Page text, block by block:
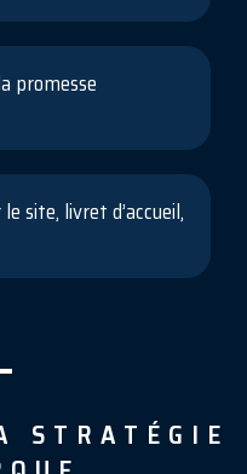
promesse
site, livret d’accueil,
STRATÉGIE